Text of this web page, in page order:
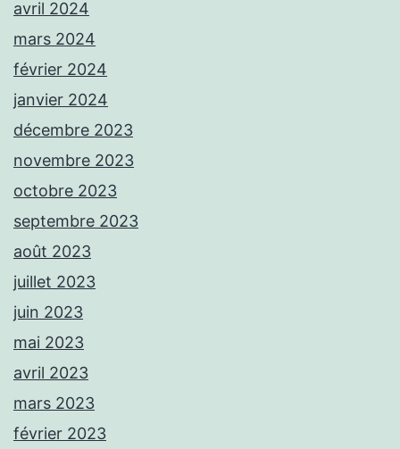
avril 2024
mars 2024
février 2024
janvier 2024
décembre 2023
novembre 2023
octobre 2023
septembre 2023
août 2023
juillet 2023
juin 2023
mai 2023
avril 2023
mars 2023
février 2023